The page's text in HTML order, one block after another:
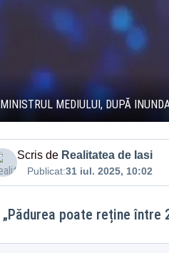
MINISTRUL MEDIULUI, DUPĂ
Scris de Realitatea de Iasi
Publicat:31 iul. 2025, 10:02
„Pădurea poate reține între